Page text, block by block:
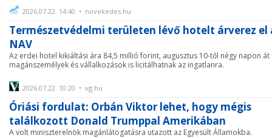
2026.07.22. 14:40 • novekedes.hu
Természetvédelmi területen lévő hotelt árverez el
NAV
Az erdei hotel kikiáltási ára 84,5 millió forint, augusztus 10-től négy napon át
magánszemélyek és vállalkozások is licitálhatnak az ingatlanra.
2026.07.22. 10:20 • vg.hu
Óriási fordulat: Orbán Viktor lehet, hogy mégis
találkozott Donald Trumppal Amerikában
A volt miniszterelnök magánlátogatásra utazott az Egyesült Államokba.